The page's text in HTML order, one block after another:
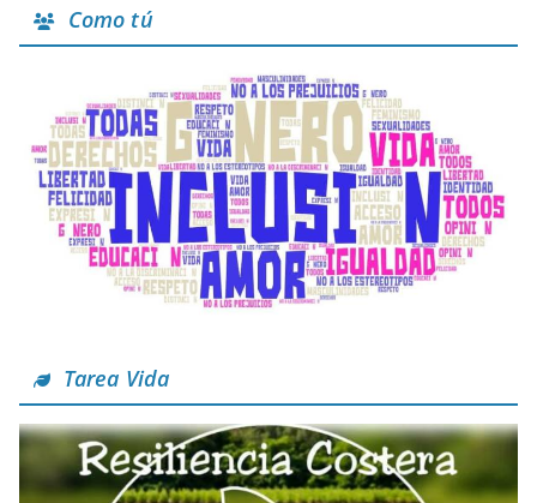
Como tú
Tarea Vida